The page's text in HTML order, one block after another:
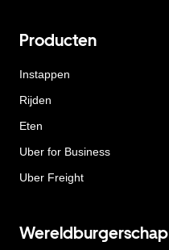
Producten
Instappen
Rijden
Eten
Uber for Business
Uber Freight
Wereldburgerschap